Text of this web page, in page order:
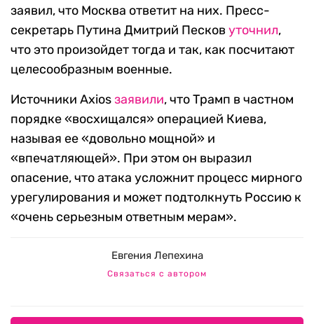
заявил, что Москва ответит на них. Пресс-
секретарь Путина Дмитрий Песков уточнил,
что это произойдет тогда и так, как посчитают
целесообразным военные.
Источники Axiosзаявили, что Трамп в частном
порядке «восхищался» операцией Киева,
называя ее «довольно мощной» и
«впечатляющей». При этом он выразил
опасение, что атака усложнит процесс мирного
урегулирования и может подтолкнуть Россию к
«очень серьезным ответным мерам».
Евгения Лепехина
Связаться с автором